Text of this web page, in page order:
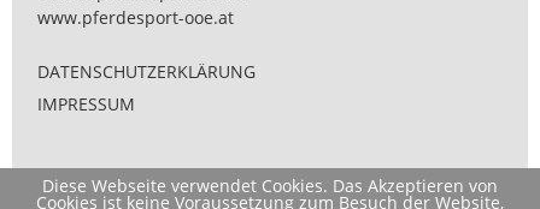
Diese Webseite verwendet Cookies. Das Akzeptieren von
Cookies ist keine Voraussetzung zum Besuch der Website,
www.pferdesport-ooe.at
DATENSCHUTZERKLÄRUNG
IMPRESSUM